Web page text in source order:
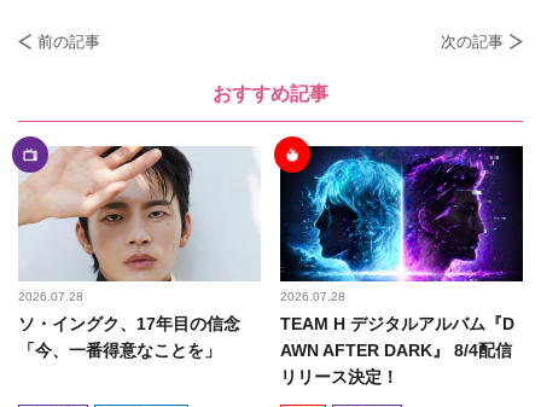
前の記事 次の記事
おすすめ記事
2026.07.28
ソ・イングク、17年目の信念
「今、一番得意なことを」
2026.07.28
TEAM H デジタルアルバム『D
AWN AFTER DARK』 8/4配信
リリース決定！